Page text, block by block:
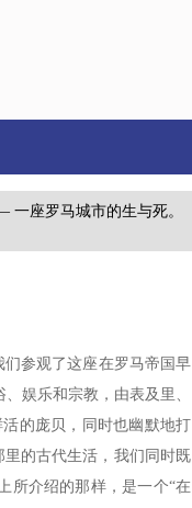
座罗马城市的生与死。
们参观了这座在罗马帝国早
娱乐和宗教，由表及里、
的庞贝，同时也幽默地打
的古代生活，我们同时既
所介绍的那样，是一个“在